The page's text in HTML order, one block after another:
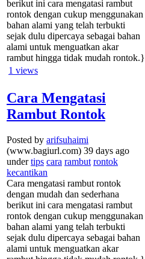
berikut ini cara mengatasi rambut
rontok dengan cukup menggunakan
bahan alami yang telah terbukti
sejak dulu dipercaya sebagai bahan
alami untuk menguatkan akar
rambut hingga tidak mudah rontok.}
1 views
Cara Mengatasi
Rambut Rontok
Posted by arifsuhaimi
(www.bagiurl.com) 39 days ago
undertips cara rambut rontok
kecantikan
Cara mengatasi rambut rontok
dengan mudah dan sederhana
berikut ini cara mengatasi rambut
rontok dengan cukup menggunakan
bahan alami yang telah terbukti
sejak dulu dipercaya sebagai bahan
alami untuk menguatkan akar